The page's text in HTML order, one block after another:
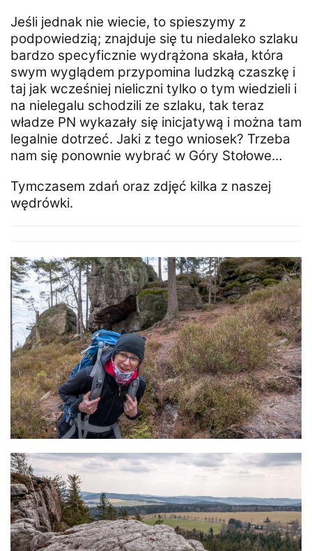
Jeśli jednak nie wiecie, to spieszymy z
podpowiedzią; znajduje się tu niedaleko szlaku
bardzo specyficznie wydrążona skała, która
swym wyglądem przypomina ludzką czaszkę i
taj jak wcześniej nieliczni tylko o tym wiedzieli i
na nielegalu schodzili ze szlaku, tak teraz
władze PN wykazały się inicjatywą i można tam
legalnie dotrzeć. Jaki z tego wniosek? Trzeba
nam się ponownie wybrać w Góry Stołowe…
Tymczasem zdań oraz zdjęć kilka z naszej
wędrówki.